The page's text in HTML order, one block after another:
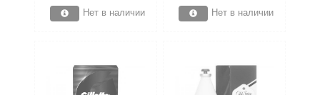
Нет в наличии Нет в наличии